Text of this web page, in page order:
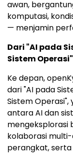
awan,
komputasi,
— menjamin
Dari "AI pada
Sistem Operasi"
Ke depan,
dari "AI pada
Sistem
antara AI dan
mengeksplorasi
kolaborasi
perangkat,